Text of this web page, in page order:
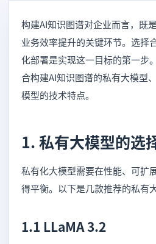
构建AI知识图谱对企业而言，既
业务效率提升的关键环节。选择
化部署是实现这一目标的第一步
合构建AI知识图谱的私有大模型
模型的技术特点。
1. 私有大模型的选
私有化大模型需要在性能、可扩
得平衡。以下是几款推荐的私有大
1.1 LLaMA 3.2